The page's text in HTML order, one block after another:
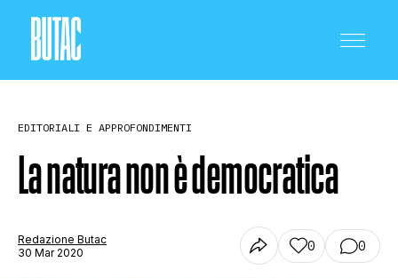
EDITORIALI E APPROFONDIMENTI
La natura non è democratica
Redazione Butac
30 Mar 2020
0 0